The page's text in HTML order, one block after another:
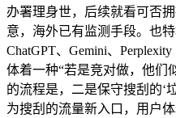
办署理身世，后续就看可否
意，海外已有监测手段。也
ChatGPT、Gemini、
体着一种“若是竞对做，他们
的流程是，二是保守搜刮的‘
为搜刮的流量新入口，用户